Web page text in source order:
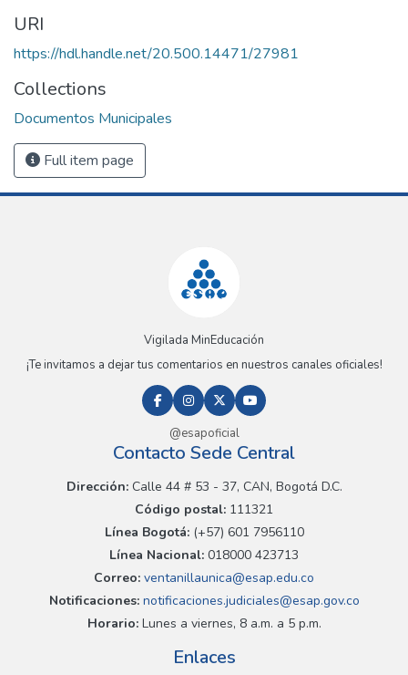
URI
https://hdl.handle.net/20.500.14471/27981
Collections
Documentos Municipales
Full item page
Vigilada MinEducación
¡Te invitamos a dejar tus comentarios en nuestros canales oficiales!
@esapoficial
Contacto Sede Central
Dirección:Calle 44 # 53 - 37, CAN, Bogotá D.C.
Código postal: 111321
Línea Bogotá:(+57) 601 7956110
Línea Nacional: 018000 423713
Correo: ventanillaunica@esap.edu.co
Notificaciones:notificaciones.judiciales@esap.gov.co
Horario:Lunes a viernes, 8 a.m. a 5 p.m.
Enlaces